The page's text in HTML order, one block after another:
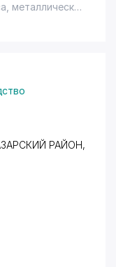
металлическая
гостиниц,
РАЙОН,